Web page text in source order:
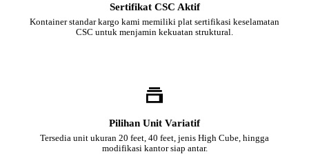
Sertifikat CSC Aktif
Kontainer standar kargo kami memiliki plat sertifikasi keselamatan
CSC untuk menjamin kekuatan struktural.
Pilihan Unit Variatif
Tersedia unit ukuran 20 feet, 40 feet, jenis High Cube, hingga
modifikasi kantor siap antar.